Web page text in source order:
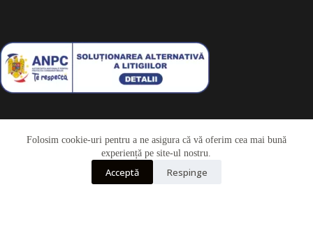
Folosim cookie-uri pentru a ne asigura că vă oferim cea mai bună
experiență pe site-ul nostru.
Acceptă Respinge
Drepturi de autor © 2026 - Dkbike.ropowered by